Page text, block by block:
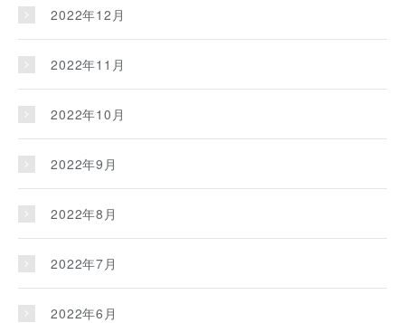
2022年12月
2022年11月
2022年10月
2022年9月
2022年8月
2022年7月
2022年6月